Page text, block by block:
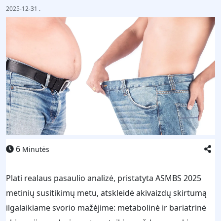
2025-12-31 .
6 Minutės
Plati realaus pasaulio analizė, pristatyta ASMBS 2025
metinių susitikimų metu, atskleidė akivaizdų skirtumą
ilgalaikiame svorio mažėjime: metabolinė ir bariatrinė